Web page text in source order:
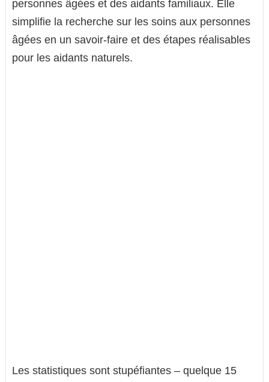
personnes âgées et des aidants familiaux. Elle
simplifie la recherche sur les soins aux personnes
âgées en un savoir-faire et des étapes réalisables
pour les aidants naturels.
Les statistiques sont stupéfiantes – quelque 15